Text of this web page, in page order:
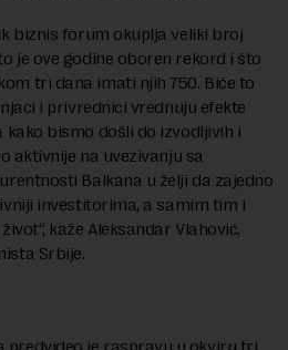
biznis forum okuplja veliki broj
je ove godine oboren rekord i što
tri dana imati njih 750. Biće to
i privrednici vrednuju efekte
bismo došli do izvodljivih i
aktivnije na uvezivanju sa
Balkana u želji da zajedno
investitorima, a samim tim i
kaže Aleksandar Vlahović,
Srbije.